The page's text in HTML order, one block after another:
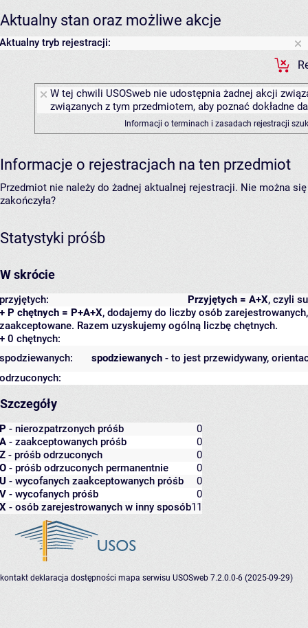
Aktualny stan oraz możliwe akcje
Aktualny tryb rejestracji:
W tej chwili USOSweb nie udostępnia żadnej akcji
związanych z tym przedmiotem, aby poznać dokładne
Informacji o terminach i zasadach rejestracji
Informacje o rejestracjach na ten przedmiot
Przedmiot nie należy do żadnej aktualnej rejestracji. Nie można
zakończyła?
Statystyki próśb
W skrócie
Przyjętych = A+X, czyli
przyjętych:
+ P chętnych = P+A+X, dodajemy do liczby osób
zaakceptowane. Razem uzyskujemy ogólną liczbę chętnych.
+ 0 chętnych:
spodziewanych - to jest przewidywany,
spodziewanych:
odrzuconych:
Szczegóły
P - nierozpatrzonych próśb
0
A - zaakceptowanych próśb
0
Z - próśb odrzuconych
0
O - próśb odrzuconych permanentnie
0
U - wycofanych zaakceptowanych próśb
0
V - wycofanych próśb
0
X - osób zarejestrowanych w inny sposób11
kontakt deklaracja dostępności mapa serwisu USOSweb 7.2.0.0-6 (2025-09-29)